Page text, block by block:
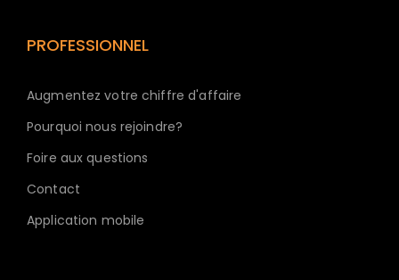
PROFESSIONNEL
Augmentez votre chiffre d'affaire
Pourquoi nous rejoindre?
Foire aux questions
Contact
Application mobile